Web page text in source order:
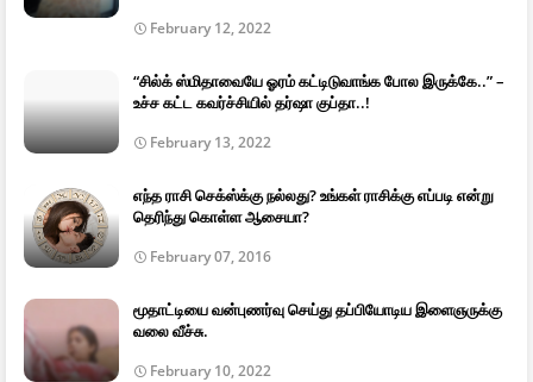
February 12, 2022
“சில்க் ஸ்மிதாவையே ஓரம் கட்டிடுவாங்க போல இருக்கே..” –
உச்ச கட்ட கவர்ச்சியில் தர்ஷா குப்தா..!
February 13, 2022
எந்த ராசி செக்ஸ்க்கு நல்லது? உங்கள் ராசிக்கு எப்படி என்று
தெரிந்து கொள்ள ஆசையா?
February 07, 2016
மூதாட்டியை வன்புணர்வு செய்து தப்பியோடிய இளைஞருக்கு
வலை வீச்சு.
February 10, 2022